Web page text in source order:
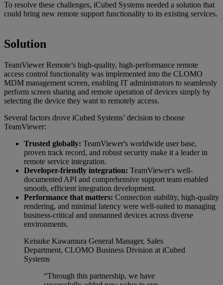
To resolve these challenges, iCubed Systems needed a solution that
could bring new remote support functionality to its existing services.
Solution
TeamViewer Remote’s high-quality, high-performance remote
access control functionality was implemented into the CLOMO
MDM management screen, enabling IT administrators to seamlessly
perform screen sharing and remote operation of devices simply by
selecting the device they want to remotely access.
Several factors drove iCubed Systems’ decision to choose
TeamViewer:
Trusted globally: TeamViewer's worldwide user base,
proven track record, and robust security make it a leader in
remote service integration.
Developer-friendly integration: TeamViewer's well-
documented API and comprehensive support team enabled
smooth, efficient integration development.
Performance that matters: Connection stability, high-quality
rendering, and minimal latency were well-suited to managing
business-critical and unmanned devices across diverse
environments.
Keisuke Kawamura General Manager, Sales
Department, CLOMO Business Division at iCubed
Systems
“Through this partnership, we have